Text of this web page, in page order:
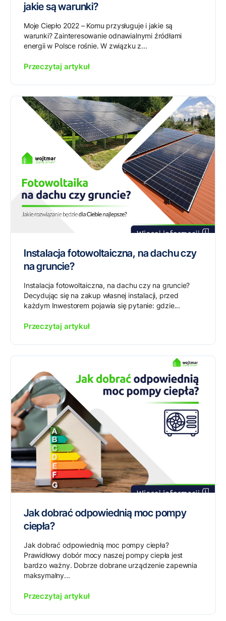
jakie są warunki?
Moje Ciepło 2022 – Komu przysługuje i jakie są
warunki? Zainteresowanie odnawialnymi źródłami
energii w Polsce rośnie. W związku z...
Przeczytaj artykuł
Instalacja fotowoltaiczna, na dachu czy
na gruncie?
Instalacja fotowoltaiczna, na dachu czy na gruncie?
Decydując się na zakup własnej instalacji, przed
każdym Inwestorem pojawia się pytanie: gdzie...
Przeczytaj artykuł
Jak dobrać odpowiednią moc pompy
ciepła?
Jak dobrać odpowiednią moc pompy ciepła?
Prawidłowy dobór mocy naszej pompy ciepła jest
bardzo ważny. Dobrze dobrane urządzenie zapewnia
maksymalny...
Przeczytaj artykuł